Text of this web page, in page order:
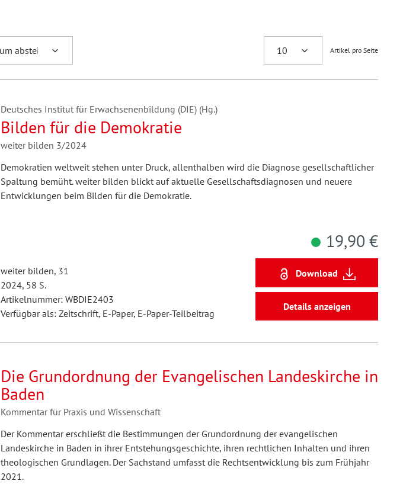
Artikel pro Seite
Deutsches Institut für Erwachsenenbildung (DIE) (Hg.)
Bilden für die Demokratie
weiter bilden 3/2024
Demokratien weltweit stehen unter Druck, allenthalben wird die Diagnose gesellschaftlicher
Spaltung bemüht. weiter bilden blickt auf aktuelle Gesellschaftsdiagnosen und neuere
Entwicklungen beim Bilden für die Demokratie.
weiter bilden, 31
2024, 58 S.
Artikelnummer: WBDIE2403
Verfügbar als: Zeitschrift, E-Paper, E-Paper-Teilbeitrag
19,90 €
Download
Details anzeigen
Die Grundordnung der Evangelischen Landeskirche in
Baden
Kommentar für Praxis und Wissenschaft
Der Kommentar erschließt die Bestimmungen der Grundordnung der evangelischen
Landeskirche in Baden in ihrer Entstehungsgeschichte, ihren rechtlichen Inhalten und ihren
theologischen Grundlagen. Der Sachstand umfasst die Rechtsentwicklung bis zum Frühjahr
2021.